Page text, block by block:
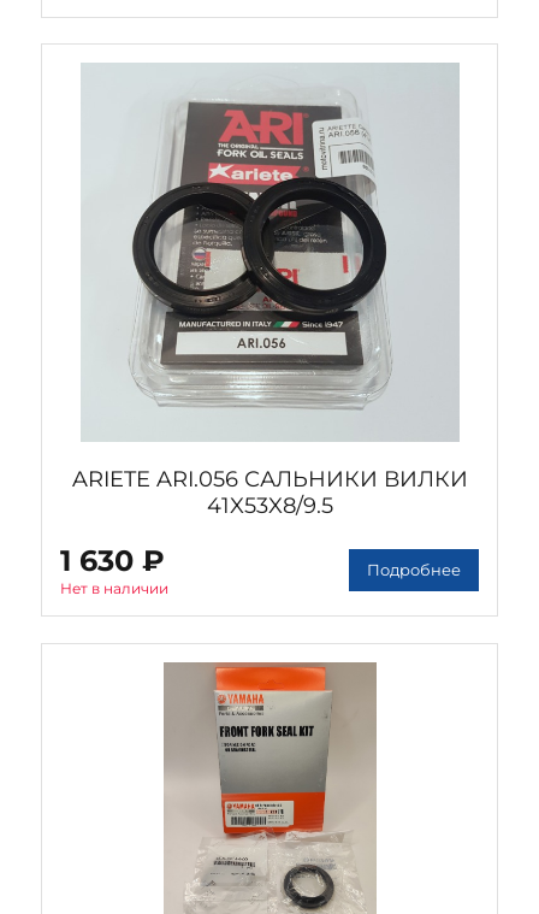
ARIETE ARI.056 САЛЬНИКИ ВИЛКИ
41X53X8/9.5
1 630 ₽
Нет в наличии
Подробнее